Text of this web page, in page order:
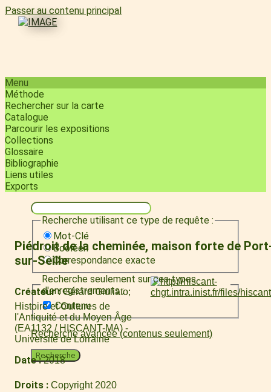
Passer au contenu principal
Menu
Méthode
Rechercher sur la carte
Catalogue
Parcourir les expositions
Collections
Glossaire
Bibliographie
Liens utiles
Exports
Recherche utilisant ce type de requête :
Mot-Clé
Booléen
Correspondance exacte
Recherche seulement sur ces types
d'enregistrements :
Contenu
Recherche avancée (contenus seulement)
Recherche
Piédroit de la cheminée, maison forte de
sur-Seille
Créateur
Gérard Giuliato
Histoire et Cultures de
l'Antiquité et du Moyen Âge
(EA1132 / HISCANT-MA) -
Université de Lorraine
Date 2018
Droits Copyright 2020